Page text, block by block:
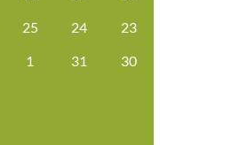
23
24
25
30
31
1